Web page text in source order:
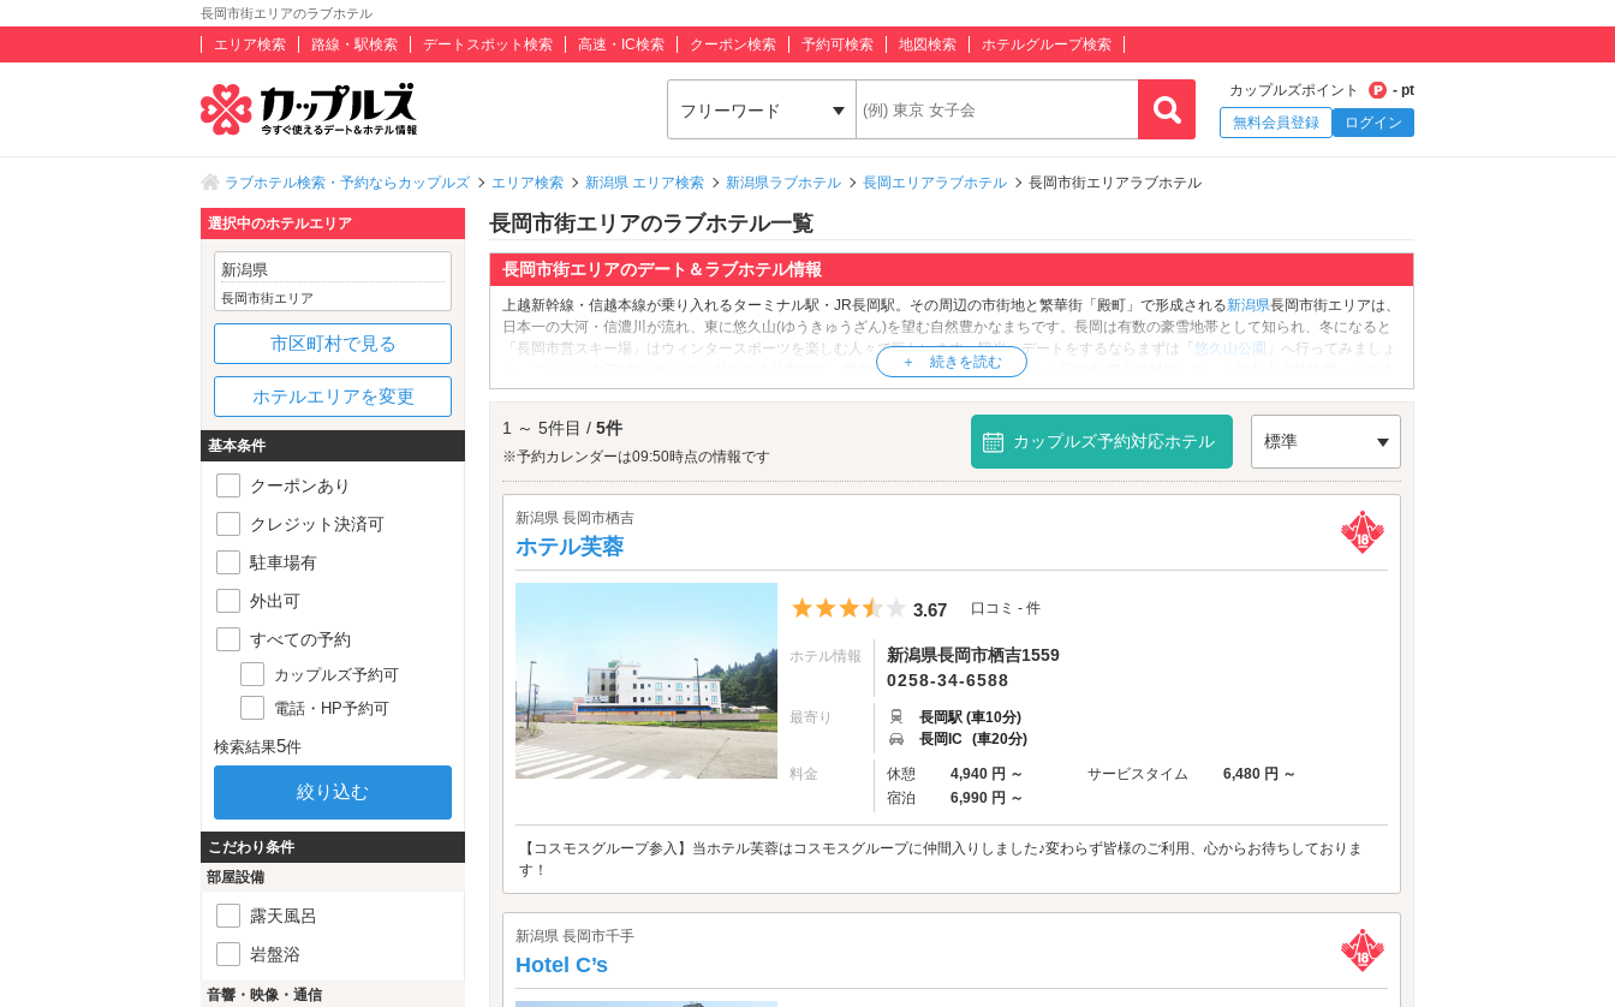
長岡市街エリアのラブホテル
エリア検索 路線・駅検索 デートスポット検索 高速・IC検索 クーポン検索 予約可検索 地図検索 ホテルグループ検索
フリーワード
カップルズポイント
- pt
無料会員登録
ログイン
ラブホテル検索・予約ならカップルズ エリア検索 新潟県 エリア検索 新潟県ラブホテル 長岡エリアラブホテル 長岡市街エリアラブホテル
長岡市街エリアのラブホテル一覧
長岡市街エリアのデート＆ラブホテル情報
上越新幹線・信越本線が乗り入れるターミナル駅・JR長岡駅。その周辺の市街地と繁華街「殿町」で形成される新潟県長岡市街エリアは、
日本一の大河・信濃川が流れ、東に悠久山(ゆうきゅうざん)を望む自然豊かなまちです。長岡は有数の豪雪地帯として知られ、冬になると
「長岡市営スキー場」はウィンタースポーツを楽しむ人々で賑わいます。観光・デートをするならまずは「 悠久山公園
」へ行ってみましょ
う。こちらは大正6年に作られた歴史ある公園です。園内には、長岡城をかたどった「長岡市 郷土史料館」や、「悠久山小動物園」がある
他、春には約2500本もの桜が咲き、一帯を薄桃色に染めます。公園を散策したら「蒼紫神社」へお参りしましょう。こちらは越後長岡藩第
三代目藩主・ 牧野忠辰(まきのただとき)をお祀りしている神社です。境内には、戊辰(ぼしん)戦争において、越後長岡藩を率いた河井継之
助(かわいつぎのすけ)や、山本帯刀(やまもとたてわき)をお祀りする「招魂社(しょうこんしゃ)」があり、そばには2人の墓碑が並んでいま
す。長岡市の歴史を学び、緑あふれる神社にお参りをしたら「
山本五十六記念館
聞かせて、させてみせ、ほめてやらねば、人は動かじ。』の名言で有名な長岡の偉人、元帥海軍大将・山本五十六に関する資料を展示する
記念館です。記念館から徒歩約3分の「山本記念公園」には山本五十六の胸像と復元された生家が建っています。観光・デートを満喫した
らラブホテルでひと休み。長岡市街エリアのラブホテルは、JR「長岡駅」や「悠久山公園」の近くに点在しています。さっそくデートスポ
ット周辺のホテルをチェックしてみましょう。
1 ～ 5件目 / 5件
※予約カレンダーは09:50時点の情報です
カップルズ予約対応ホテル 標準
新潟県 長岡市栖吉
ホテル芙蓉
5つ星のうち3.5
3.67 口コミ - 件
ホテル情報
新潟県長岡市栖吉1559
0258-34-6588
最寄り
長岡駅 (車10分)
長岡IC (車20分)
料金 休憩 4,940 円 ～ サービスタイム
6,480 円 ～
宿泊
6,990 円 ～
【コスモスグループ参入】当ホテル芙蓉はコスモスグループに仲間入りしました♪変わらず皆様のご利用、心からお待ちしておりま
す！
新潟県 長岡市千手
Hotel C’s
選択中のホテルエリア
新潟県
長岡市街エリア
市区町村で見る
ホテルエリアを変更
基本条件
クーポンあり
クレジット決済可
駐車場有
外出可
すべての予約
カップルズ予約可
電話・HP予約可
検索結果5件
こだわり条件
部屋設備
露天風呂
岩盤浴
音響・映像・通信